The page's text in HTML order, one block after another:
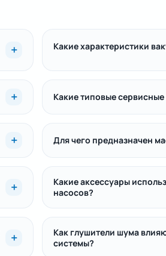
Какие характеристики
Какие типовые
Для чего предназначен
Какие аксессуары
насосов?
Как глушители шума
системы?